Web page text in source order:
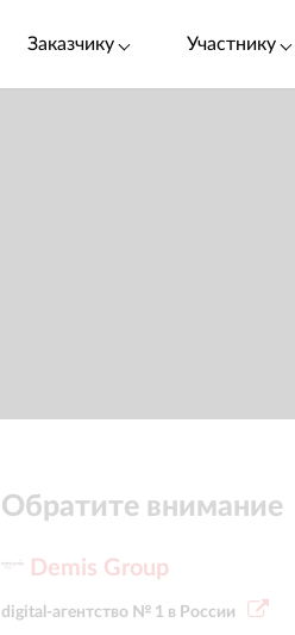
Заказчику Участнику
Обратите внимание
Demis Group
digital-агентство № 1 в России